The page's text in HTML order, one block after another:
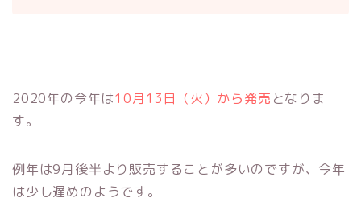
2020年の今年は10月13日（火）から発売 となりま
す。
例年は9月後半より販売することが多いのですが、今年
は少し遅めのようです。